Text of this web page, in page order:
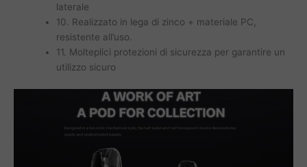
laterale
10. Realizzato in lega di zinco + materiale PC,
resistente all’uso.
11. Molteplici protezioni di sicurezza per garantire un
utilizzo sicuro